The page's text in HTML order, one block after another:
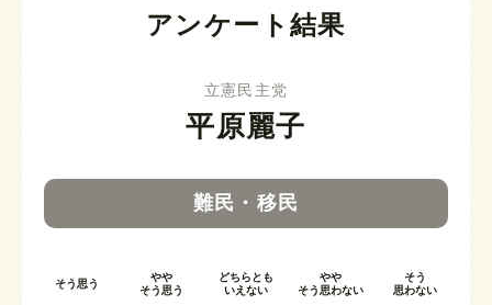
アンケート結果
立憲民主党
平原麗子
難民・移民
そう思う
やや
そう思う
どちらとも
いえない
やや
そう思わない
そう
思わない